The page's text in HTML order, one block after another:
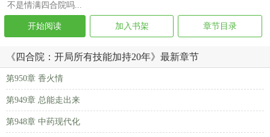
不是情满四合院吗...
开始阅读 加入书架 章节目录
《四合院：开局所有技能加持20年》最新章节
第950章 香火情
第949章 总能走出来
第948章 中药现代化